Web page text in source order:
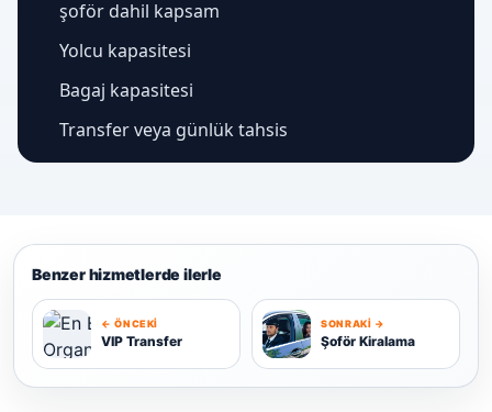
şoför dahil kapsam
Yolcu kapasitesi
Bagaj kapasitesi
Transfer veya günlük tahsis
Benzer hizmetlerde ilerle
V
← ÖNCEKI
VIP Transfer Ş SONRAKI →
Şoför Kiralama